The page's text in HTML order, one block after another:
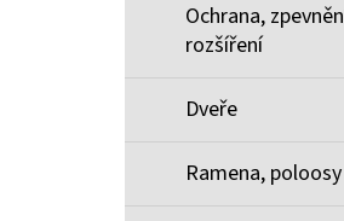
Ochrana,
rozšíření
Dveře
Ramena, poloosy